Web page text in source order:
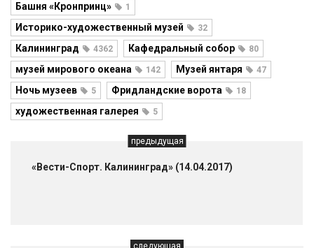
Башня «Кронпринц» 1
Историко-художественный музей 32
Калининград 4362 Кафедральный собор 80
музей мирового океана 142 Музей янтаря 47
Ночь музеев 5 Фридландские ворота 18
художественная галерея 5
предыдущая
«Вести-Спорт. Калининград» (14.04.2017)
следующая